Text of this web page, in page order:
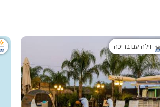
וילה עם בריכה